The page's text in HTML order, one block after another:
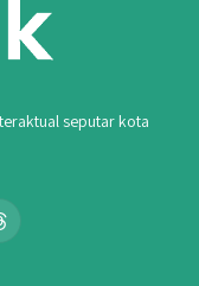
seputar kota